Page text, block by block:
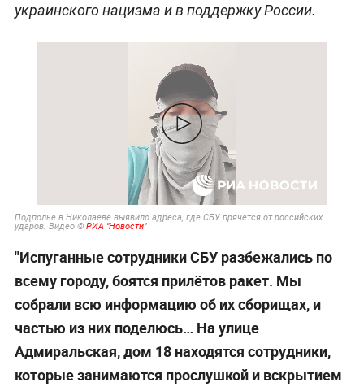
украинского нацизма и в поддержку России.
Подполье в Николаеве выявило адреса, где СБУ прячется от российских
ударов. Видео © РИА "Новости"
"Испуганные сотрудники СБУ разбежались по
всему городу, боятся прилётов ракет. Мы
собрали всю информацию об их сборищах, и
частью из них поделюсь… На улице
Адмиральская, дом 18 находятся сотрудники,
которые занимаются прослушкой и вскрытием